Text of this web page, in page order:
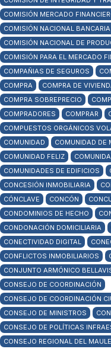
COMISIÓN MERCADO
COMISIÓN NACIONAL
COMISIÓN NACIONAL DE
COMISIÓN PARA EL MERCADO
COMPAÑIAS DE SEGUROS
COMPRA
COMPRA DE
COMPRA SOBREPRECIO
COMPRADORES
COMPRAR
COMPUESTOS ORGÁNICOS
COMUNIDAD
COMUNIDAD DE
COMUNIDAD FELIZ
COMUNIDADES DE EDIFICIOS
CONCESIÓN INMOBILIARIA
CÓNCLAVE
CONCÓN
CONDOMINIOS DE HECHO
CONDONACIÓN DOMICILIARIA
CONECTIVIDAD DIGITAL
CONFLICTOS INMOBILIARIOS
CONJUNTO ARMÓNICO
CONSEJO DE COORDINACIÓN
CONSEJO DE COORDINACIÓN
CONSEJO DE MINISTROS
CONSEJO DE POLÍTICAS
CONSEJO REGIONAL DEL MAULE